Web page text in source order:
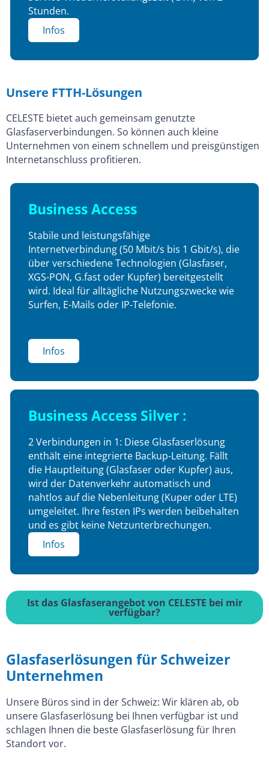
Stunden.
Infos
Unsere FTTH-Lösungen
CELESTE bietet auch gemeinsam genutzte
Glasfaserverbindungen. So können auch kleine
Unternehmen von einem schnellem und preisgünstigen
Internetanschluss profitieren.
Business Access
Stabile und leistungsfähige
Internetverbindung (50 Mbit/s bis 1 Gbit/s), die
über verschiedene Technologien (Glasfaser,
XGS-PON, G.fast oder Kupfer) bereitgestellt
wird. Ideal für alltägliche Nutzungszwecke wie
Surfen, E-Mails oder IP-Telefonie.
Infos
Business Access Silver :
2 Verbindungen in 1: Diese Glasfaserlösung
enthält eine integrierte Backup-Leitung. Fällt
die Hauptleitung (Glasfaser oder Kupfer) aus,
wird der Datenverkehr automatisch und
nahtlos auf die Nebenleitung (Kuper oder LTE)
umgeleitet. Ihre festen IPs werden beibehalten
und es gibt keine Netzunterbrechungen.
Infos
Ist das Glasfaserangebot von CELESTE bei mir
verfügbar?
Glasfaserlösungen für Schweizer
Unternehmen
Unsere Büros sind in der Schweiz: Wir klären ab, ob
unsere Glasfaserlösung bei Ihnen verfügbar ist und
schlagen Ihnen die beste Glasfaserlösung für Ihren
Standort vor.